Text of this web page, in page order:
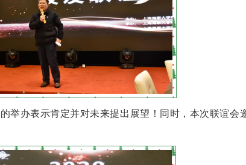
的举办表示肯定并对未来提出展望！同时，本次联谊会